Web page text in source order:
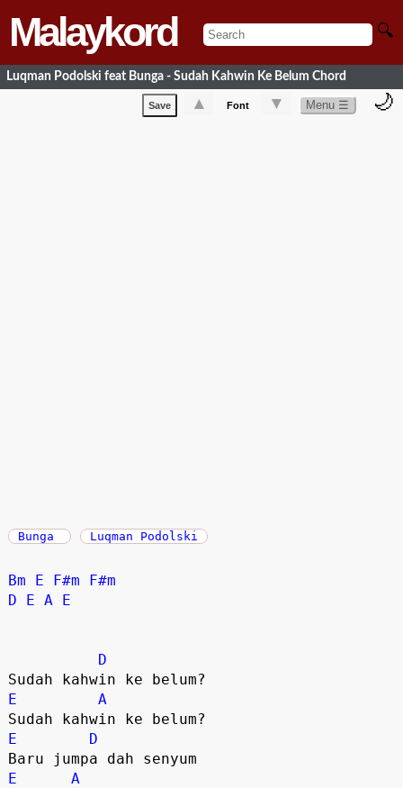
Malaykord 🔍
Luqman Podolski feat Bunga - Sudah Kahwin Ke Belum Chord
Save ▲ Font ▼ Menu ☰ 🌙
Bunga Luqman Podolski
Bm E F#m
F#m
D
E A E
D
E
A
E
D
E
A